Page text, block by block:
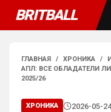
BRITBALL
ГЛАВНАЯ / ХРОНИКА /
АПЛ: ВСЕ ОБЛАДАТЕЛИ
2025/26
ХРОНИКА 2026-05-